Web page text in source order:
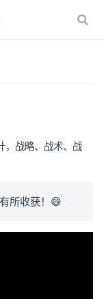
，战略、战术、战
所收获！😄